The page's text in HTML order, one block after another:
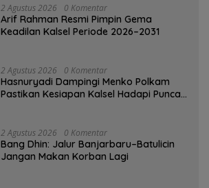
2 Agustus 2026 0 Komentar
Arif Rahman Resmi Pimpin Gema
Keadilan Kalsel Periode 2026–2031
2 Agustus 2026 0 Komentar
Hasnuryadi Dampingi Menko Polkam
Pastikan Kesiapan Kalsel Hadapi Puncak
2 Agustus 2026 0 Komentar
Bang Dhin: Jalur Banjarbaru–Batulicin
Jangan Makan Korban Lagi